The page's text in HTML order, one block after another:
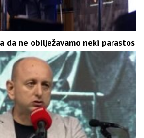
dana da ne obilježavamo neki parastos